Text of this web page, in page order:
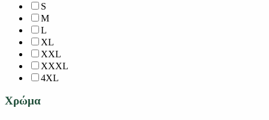
S
M
L
XL
XXL
XXXL
4XL
Χρώμα